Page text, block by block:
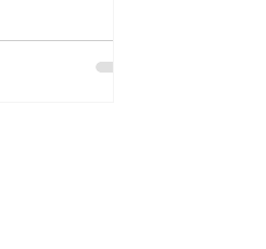
ale zároveň